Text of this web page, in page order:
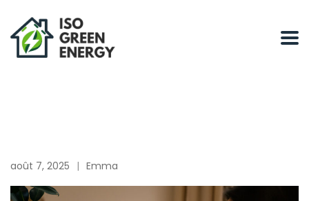
août 7, 2025 Emma